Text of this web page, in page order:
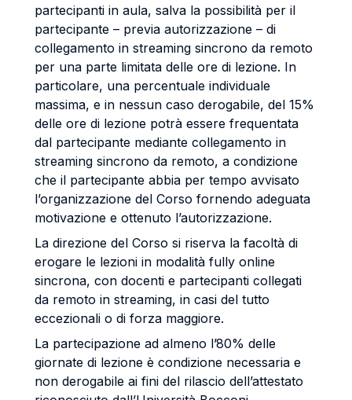
partecipanti in aula, salva la possibilità per il
partecipante – previa autorizzazione – di
collegamento in streaming sincrono da remoto
per una parte limitata delle ore di lezione. In
particolare, una percentuale individuale
massima, e in nessun caso derogabile, del 15%
delle ore di lezione potrà essere frequentata
dal partecipante mediante collegamento in
streaming sincrono da remoto, a condizione
che il partecipante abbia per tempo avvisato
l’organizzazione del Corso fornendo adeguata
motivazione e ottenuto l’autorizzazione.
La direzione del Corso si riserva la facoltà di
erogare le lezioni in modalità fully online
sincrona, con docenti e partecipanti collegati
da remoto in streaming, in casi del tutto
eccezionali o di forza maggiore.
La partecipazione ad almeno l’80% delle
giornate di lezione è condizione necessaria e
non derogabile ai fini del rilascio dell’attestato